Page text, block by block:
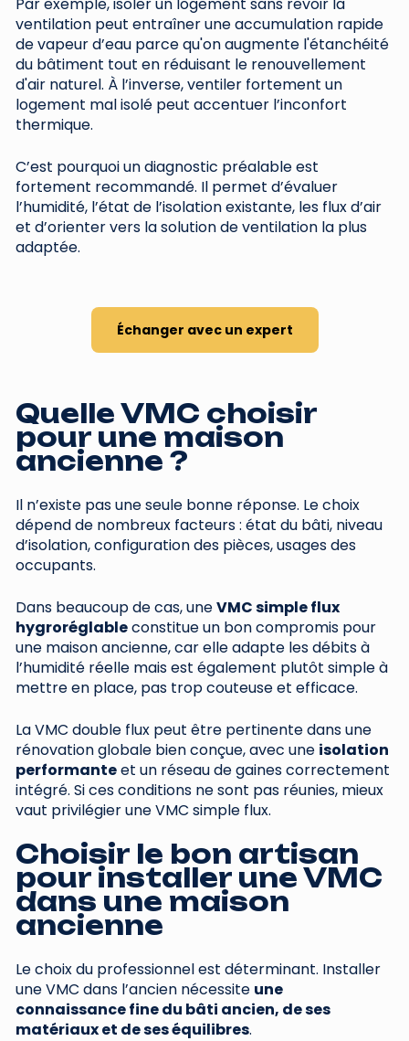
ventilation peut entraîner une accumulation rapide
de vapeur d’eau parce qu'on augmente l'étanchéité
du bâtiment tout en réduisant le renouvellement
d'air naturel. À l’inverse, ventiler fortement un
logement mal isolé peut accentuer l’inconfort
thermique.
C’est pourquoi un diagnostic préalable est
fortement recommandé. Il permet d’évaluer
l’humidité, l’état de l’isolation existante, les flux d’air
et d’orienter vers la solution de ventilation la plus
adaptée.
Échanger avec un expert
Quelle VMC choisir
pour une maison
ancienne ?
Il n’existe pas une seule bonne réponse. Le choix
dépend de nombreux facteurs : état du bâti, niveau
d’isolation, configuration des pièces, usages des
occupants.
Dans beaucoup de cas, uneVMC simple flux
hygroréglableconstitue un bon compromis pour
une maison ancienne, car elle adapte les débits à
l’humidité réelle mais est également plutôt simple à
mettre en place, pas trop couteuse et efficace.
La VMC double flux peut être pertinente dans une
rénovation globale bien conçue, avec une isolation
performanteet un réseau de gaines correctement
intégré. Si ces conditions ne sont pas réunies, mieux
vaut privilégier une VMC simple flux.
Choisir le bon artisan
pour installer une VMC
dans une maison
ancienne
Le choix du professionnel est déterminant. Installer
une VMC dans l’ancien nécessite une
connaissance fine du bâti ancien, de ses
matériaux et de ses équilibres.